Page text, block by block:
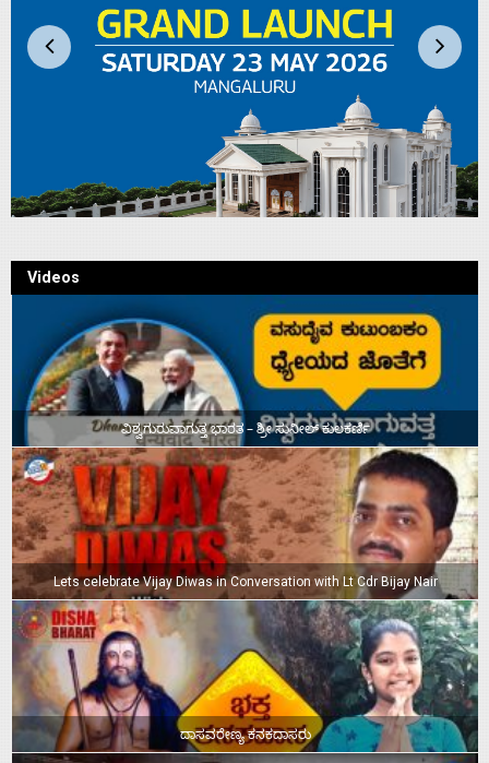
Videos
ವಿಶ್ವಗುರುವಾಗುತ್ತ ಭಾರತ – ಶ್ರೀ ಸುನೀಲ್‌ ಕುಲಕರ್ಣಿ
Lets celebrate Vijay Diwas in Conversation with Lt Cdr Bijay Nair
ದಾಸವರೇಣ್ಯ ಕನಕದಾಸರು